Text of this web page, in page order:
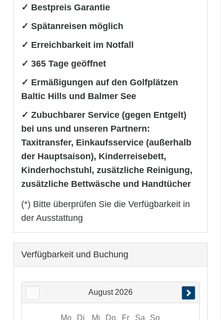
✓ Bestpreis Garantie
✓ Spätanreisen möglich
✓ Erreichbarkeit im Notfall
✓ 365 Tage geöffnet
✓ Ermäßigungen auf den Golfplätzen
Baltic Hills und Balmer See
✓ Zubuchbarer Service (gegen Entgelt)
bei uns und unseren Partnern:
Taxitransfer, Einkaufsservice (außerhalb
der Hauptsaison), Kinderreisebett,
Kinderhochstuhl, zusätzliche Reinigung,
zusätzliche Bettwäsche und Handtücher
(*) Bitte überprüfen Sie die Verfügbarkeit in
der Ausstattung
Verfügbarkeit und Buchung